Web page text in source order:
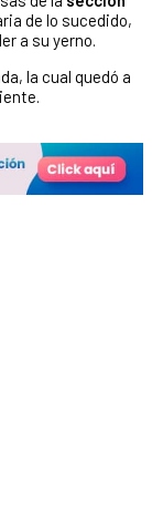
de lo sucedido,
a su yerno.
la cual quedó a